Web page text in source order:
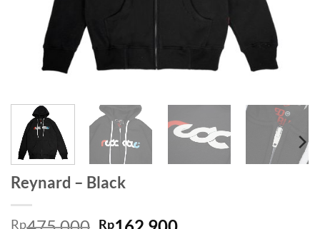
Reynard – Black
Rp Rp